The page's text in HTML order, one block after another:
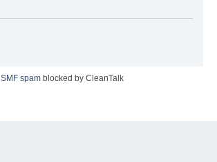
SMF spam blocked by CleanTalk